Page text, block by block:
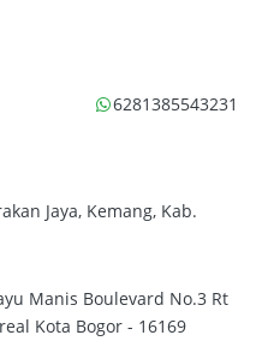
6281385543231
Jaya, Kemang, Kab.
Manis Boulevard No.3 Rt
Kota Bogor - 16169